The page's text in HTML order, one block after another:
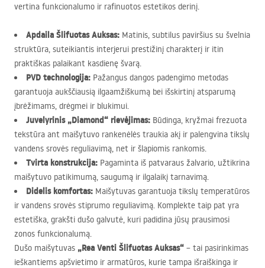
vertina funkcionalumo ir rafinuotos estetikos derinį.
Apdaila Šlifuotas Auksas: Matinis, subtilus paviršius su švelnia
struktūra, suteikiantis interjerui prestižinį charakterį ir itin
praktiškas palaikant kasdienę švarą.
PVD technologija: Pažangus dangos padengimo metodas
garantuoja aukščiausią ilgaamžiškumą bei išskirtinį atsparumą
įbrėžimams, drėgmei ir blukimui.
Juvelyrinis „Diamond“ rievėjimas: Būdinga, kryžmai frezuota
tekstūra ant maišytuvo rankenėlės traukia akį ir palengvina tikslų
vandens srovės reguliavimą, net ir šlapiomis rankomis.
Tvirta konstrukcija: Pagaminta iš patvaraus žalvario, užtikrina
maišytuvo patikimumą, saugumą ir ilgalaikį tarnavimą.
Didelis komfortas: Maišytuvas garantuoja tikslų temperatūros
ir vandens srovės stiprumo reguliavimą. Komplekte taip pat yra
estetiška, grakšti dušo galvutė, kuri padidina jūsų prausimosi
zonos funkcionalumą.
Dušo maišytuvas „Rea Venti Šlifuotas Auksas“ – tai pasirinkimas
ieškantiems apšvietimo ir armatūros, kurie tampa išraiškinga ir